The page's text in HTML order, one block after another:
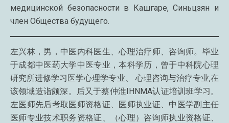
медицинской безопасности в Кашгаре, Синьцзян и
член Общества будущего.
左兴林，男，中医内科医生、心理治疗师、咨询师。毕业
于成都中医药大学中医专业，本科学历，曾于中科院心理
研究所进修学习医学心理学专业、 心理咨询与治疗专业,在
该领域造诣颇深。后又于蔡仲淮IHNMA认证培训班学习。
左医师先后考取医师资格证、医师执业证、中医学副主任
医师专业技术职务资格证、（心理）咨询师执业资格证、